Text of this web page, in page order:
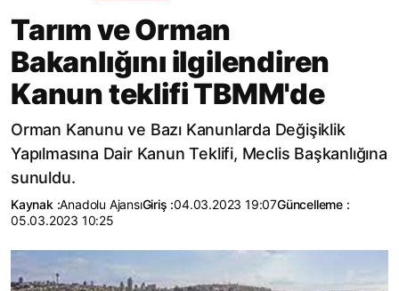
Tarım ve Orman
Bakanlığını ilgilendiren
Kanun teklifi TBMM'de
Orman Kanunu ve Bazı Kanunlarda Değişiklik
Yapılmasına Dair Kanun Teklifi, Meclis Başkanlığına
sunuldu.
Kaynak :Anadolu AjansıGiriş :04.03.2023 19:07Güncelleme :
05.03.2023 10:25